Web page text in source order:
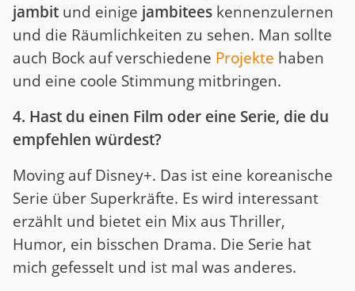
jambit und einige jambitees kennenzulernen
und die Räumlichkeiten zu sehen. Man sollte
auch Bock auf verschiedene Projekte haben
und eine coole Stimmung mitbringen.
4. Hast du einen Film oder eine Serie, die du
empfehlen würdest?
Moving auf Disney+. Das ist eine koreanische
Serie über Superkräfte. Es wird interessant
erzählt und bietet ein Mix aus Thriller,
Humor, ein bisschen Drama. Die Serie hat
mich gefesselt und ist mal was anderes.